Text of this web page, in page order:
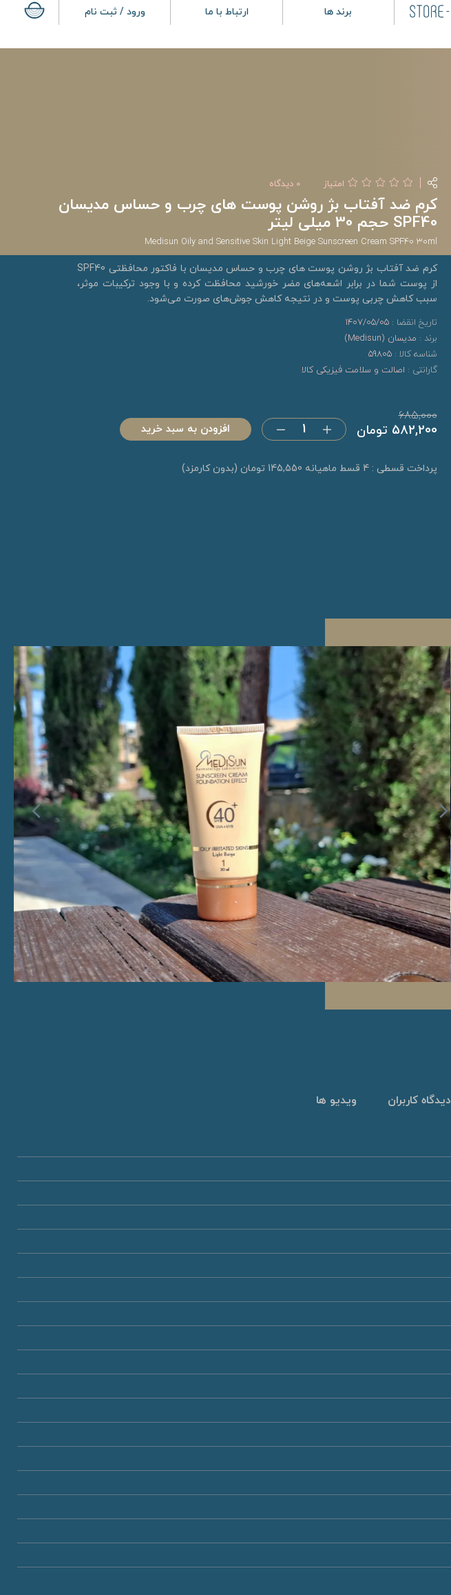
برند ها ارتباط با ما ورود / ثبت نام
امتیاز 0 دیدگاه
کرم ضد آفتاب بژ روشن پوست های چرب و حساس مدیسان
SPF40 حجم 30 میلی لیتر
Medisun Oily and Sensitive Skin Light Beige Sunscreen Cream SPF40 30ml
کرم ضد آفتاب بژ روشن پوست های چرب و حساس مدیسان با فاکتور محافظتی SPF40
از پوست شما در برابر اشعه‌های مضر خورشید محافظت کرده و با وجود ترکیبات موثر،
سبب کاهش چربی پوست و در نتیجه کاهش جوش‌های صورت می‌شود.
تاریخ انقضا : 1407/05/05
برند : مدیسان (Medisun)
شناسه کالا : 59805
گارانتی : اصالت و سلامت فیزیکی کالا
582,200 تومان
685,000
افزودن به سبد خرید
پرداخت قسطی : 4 قسط ماهیانه 145,550 تومان (بدون کارمزد)
دیدگاه کاربران ویدیو ها